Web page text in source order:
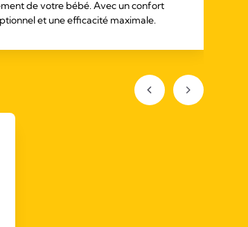
de votre bébé. Avec un confort
et une efficacité maximale.